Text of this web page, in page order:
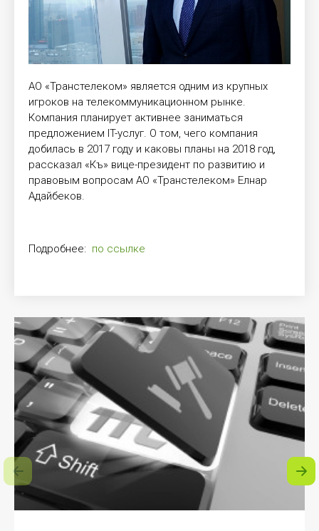
АО «Транстелеком» является одним из крупных
игроков на телекоммуникационном рынке.
Компания планирует активнее заниматься
предложением IT-услуг. О том, чего компания
добилась в 2017 году и каковы планы на 2018 год,
рассказал «Къ» вице-президент по развитию и
правовым вопросам АО «Транстелеком» Елнар
Адайбеков.
Подробнее: по ссылке